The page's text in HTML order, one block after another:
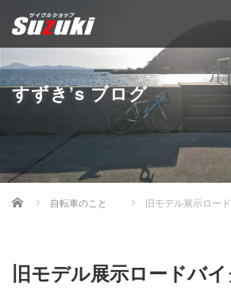
すずき’s ブログ
Home 自転車のこと 旧モデル展示ロー
旧モデル展示ロードバ